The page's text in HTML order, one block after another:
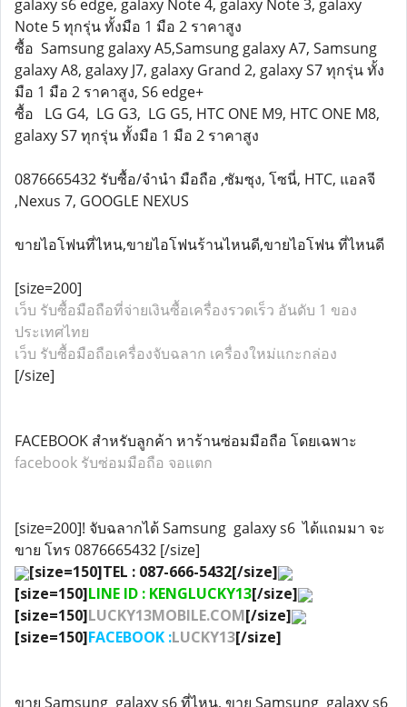
galaxy s6 edge, galaxy Note 4, galaxy Note 3, galaxy
Note 5 ทุกรุ่น ทั้งมือ 1 มือ 2 ราคาสูง
ซื้อ Samsung galaxy A5,Samsung galaxy A7, Samsung
galaxy A8, galaxy J7, galaxy Grand 2, galaxy S7 ทุกรุ่น ทั้ง
มือ 1 มือ 2 ราคาสูง, S6 edge+
ซื้อ LG G4, LG G3, LG G5, HTC ONE M9, HTC ONE M8,
galaxy S7 ทุกรุ่น ทั้งมือ 1 มือ 2 ราคาสูง
0876665432 รับซื้อ/จำนำ มือถือ ,ซัมซุง, โซนี่, HTC, แอลจี
,Nexus 7, GOOGLE NEXUS
ขายไอโฟนที่ไหน,ขายไอโฟนร้านไหนดี,ขายไอโฟน ที่ไหนดี
[size=200]
เว็บ รับซื้อมือถือที่จ่ายเงินซื้อเครื่องรวดเร็ว อันดับ 1 ของ
ประเทศไทย
เว็บ รับซื้อมือถือเครื่องจับฉลาก เครื่องใหม่แกะกล่อง
[/size]
FACEBOOK สำหรับลูกค้า หาร้านซ่อมมือถือ โดยเฉพาะ
facebook รับซ่อมมือถือ จอแตก
[size=200]! จับฉลากได้ Samsung galaxy s6 ได้แถมมา จะ
ขาย โทร 0876665432 [/size]
[size=150]TEL : 087-666-5432[/size]
[size=150]LINE ID : KENGLUCKY13[/size]
[size=150]LUCKY13MOBILE.COM[/size]
[size=150]FACEBOOK :LUCKY13[/size]
ขาย Samsung galaxy s6 ที่ไหน, ขาย Samsung galaxy s6